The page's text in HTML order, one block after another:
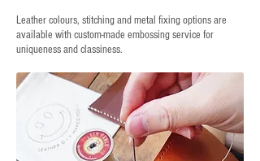
Leather colours, stitching and metal fixing options are
available with custom-made embossing service for
uniqueness and classiness.